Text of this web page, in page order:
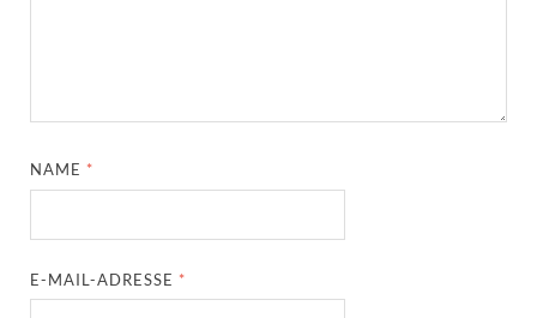
NAME *
E-MAIL-ADRESSE *